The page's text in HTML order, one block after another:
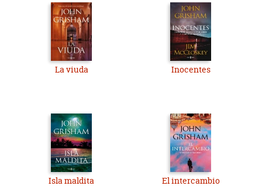
La viuda Inocentes
Isla maldita El intercambio